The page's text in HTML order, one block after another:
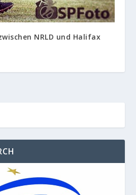
NRLD und Halifax